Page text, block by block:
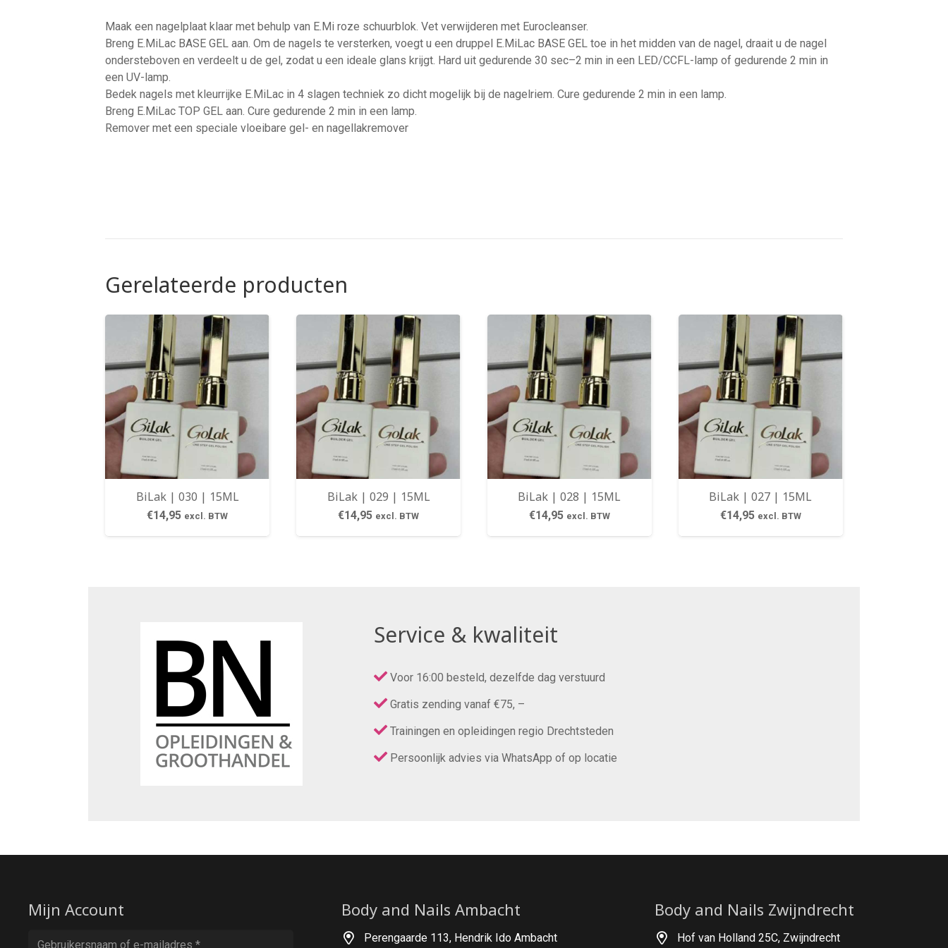
Maak een nagelplaat klaar met behulp van E.Mi roze schuurblok. Vet verwijderen met Eurocleanser.
Breng E.MiLac BASE GEL aan. Om de nagels te versterken, voegt u een druppel E.MiLac BASE GEL toe in het midden van de nagel, draait u de nagel
ondersteboven en verdeelt u de gel, zodat u een ideale glans krijgt. Hard uit gedurende 30 sec–2 min in een LED/CCFL-lamp of gedurende 2 min in
een UV-lamp.
Bedek nagels met kleurrijke E.MiLac in 4 slagen techniek zo dicht mogelijk bij de nagelriem. Cure gedurende 2 min in een lamp.
Breng E.MiLac TOP GEL aan. Cure gedurende 2 min in een lamp.
Remover met een speciale vloeibare gel- en nagellakremover
Gerelateerde producten
BiLak | 030 | 15ML
€14,95 excl. BTW
BiLak | 029 | 15ML
€14,95 excl. BTW
BiLak | 028 | 15ML
€14,95 excl. BTW
BiLak | 027 | 15ML
€14,95 excl. BTW
Service & kwaliteit
Voor 16:00 besteld, dezelfde dag verstuurd
Gratis zending vanaf €75, –
Trainingen en opleidingen regio Drechtsteden
Persoonlijk advies via WhatsApp of op locatie
Mijn Account Body and Nails Ambacht
Perengaarde 113, Hendrik Ido Ambacht
Body and Nails Zwijndrecht
Hof van Holland 25C, Zwijndrecht